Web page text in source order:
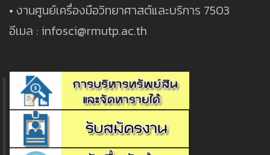
• งานศูนย์เครื่องมือวิทยาศาสต์และบริการ 7503
อีเมล : infosci@rmutp.ac.th